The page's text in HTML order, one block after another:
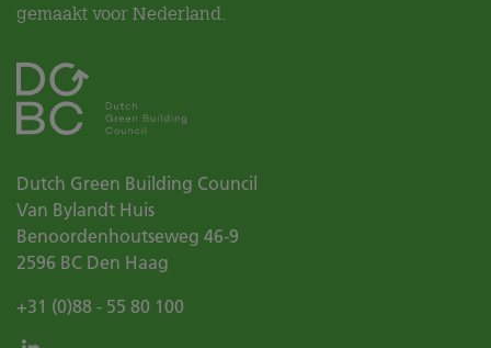
gemaakt voor Nederland.
Dutch Green Building Council
Van Bylandt Huis
Benoordenhoutseweg 46-9
2596 BC Den Haag
+31 (0)88 - 55 80 100